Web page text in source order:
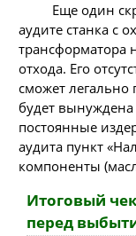
Еще один
аудите станка с
трансформатора
отхода. Его
сможет легально
будет вынуждена
постоянные
аудита пункт
компоненты
Итоговый
перед